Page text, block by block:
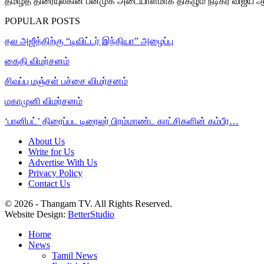
POPULAR POSTS
தல அஜீத்திற்கு “டிவிட்டர் இந்தியா” அழைப்பு
கைதி விமர்சனம்
சிவப்பு மஞ்சள் பச்சை விமர்சனம்
மகாமுனி விமர்சனம்
‘பானிபட்’ திரைப்பட டிரைலர் பிரம்மாண்ட காட்சிகளின் கம்பீர…
About Us
Write for Us
Advertise With Us
Privacy Policy
Contact Us
© 2026 - Thangam TV. All Rights Reserved.
Website Design: BetterStudio
Home
News
Tamil News